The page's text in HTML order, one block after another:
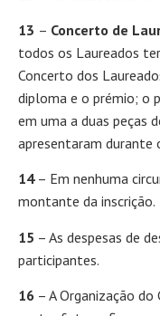
13 – Concerto de
todos os Laureados
Concerto dos
diploma e o prémio; o
em uma a duas peças
apresentaram durante
14– Em nenhuma
montante da inscrição.
15 – As despesas de
participantes.
16 – A Organização